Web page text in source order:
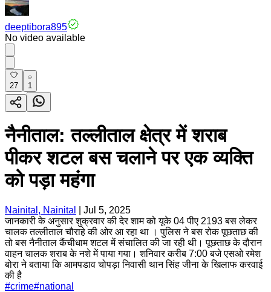
deeptibora895
No video available
27 1
नैनीताल: तल्लीताल क्षेत्र में शराब
पीकर शटल बस चलाने पर एक व्यक्ति
को पड़ा महंगा
Nainital, Nainital
Jul 5, 2025
जानकारी के अनुसार शुक्रवार की देर शाम को यूके 04 पीए 2193 बस लेकर
चालक तल्लीताल चौराहे की ओर आ रहा था । पुलिस ने बस रोक पूछताछ की
तो बस नैनीताल कैंचीधाम शटल में संचालित की जा रही थी। पूछताछ के दौरान
वाहन चालक शराब के नशे में पाया गया। शनिवार करीब 7:00 बजे एसओ रमेश
बोरा ने बताया कि आमपडाव चोपड़ा निवासी थान सिंह जीना के खिलाफ करवाई
की है
#crime#national